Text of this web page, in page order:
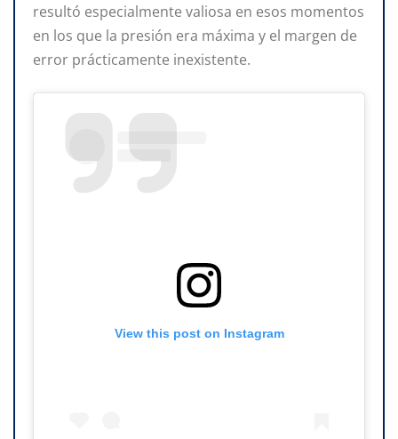
resultó especialmente valiosa en esos momentos
en los que la presión era máxima y el margen de
error prácticamente inexistente.
View this post on Instagram